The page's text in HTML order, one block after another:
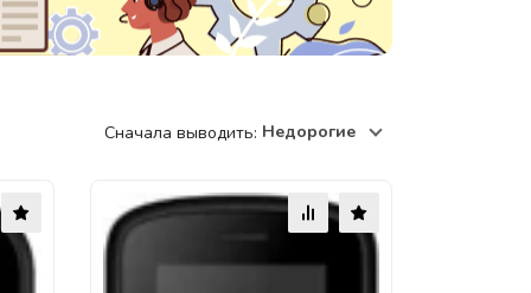
220118, г. Минск, ул. Крупской, д.
17, пом. 38, оф. №1
Сначала выводить: Недорогие